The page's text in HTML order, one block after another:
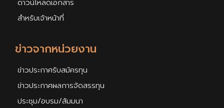
ข่าวจากหน่วยงาน
ข่าวประกาศรับสมัครทุน
ข่าวประกาศผลการจัดสรรทุน
ประชุม/อบรม/สัมมนา
ดาวน์โหลดเอกสาร
สำหรับเจ้าหน้าที่